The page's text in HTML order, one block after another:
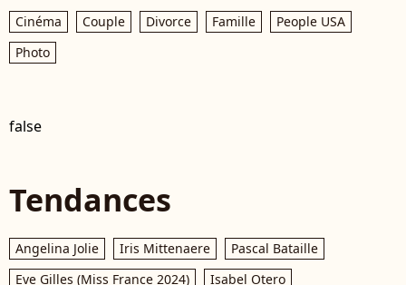
Cinéma Couple Divorce Famille
People USA
Photo
false
Tendances
Angelina Jolie Iris Mittenaere
Pascal Bataille
Eve Gilles (Miss France 2024)
Isabel Otero